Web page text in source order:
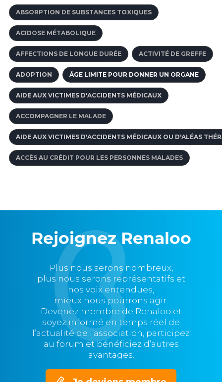
ABSORPTION DE SUBSTANCES TOXIQUES
ACIDOSE MÉTABOLIQUE
AFFECTIONS DE LONGUE DURÉE ACTIVITÉ DE GREFFE
ADOPTION ÂGE LIMITE POUR DONNER UN ORGANE
AIDE AUX VICTIMES D'ACCIDENTS MÉDICAUX
ACCOMPAGNER LE MALADE
AIDE AUX VICTIMES D'ACCIDENTS MÉDICAUX OU D'ALÉAS
ACCÈS AU CRÉDIT POUR LES PERSONNES MALADES
Rejoignez Renaloo
Plus nous serons nombreux,
plus nous serons représentatifs et
nos voix entendues,
mieux nous pourrons agir.
Devenez membre de Renaloo et
soyez informé en temps réel de
l’actualité de l’association, participez
au forum et bénéficiez d’autres
avantages.